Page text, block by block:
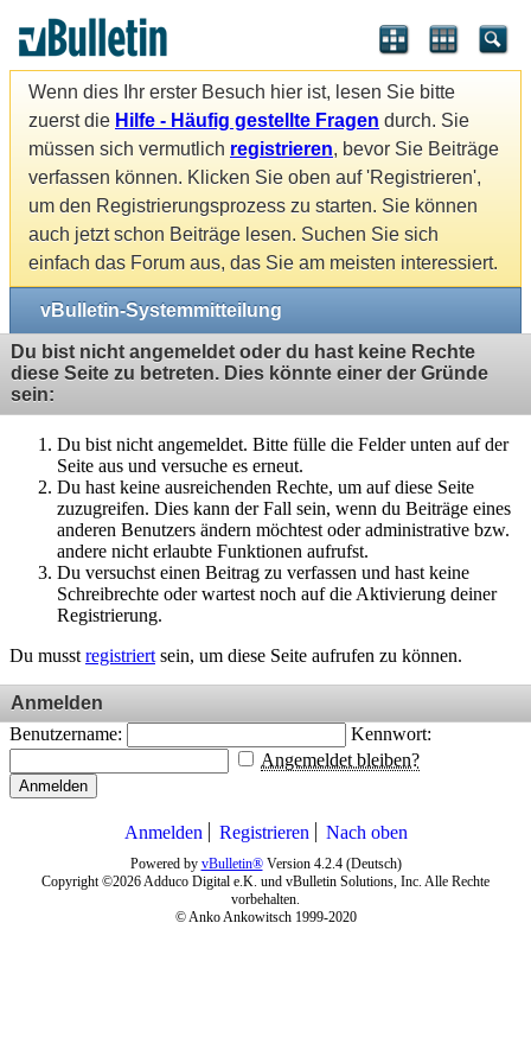
Wenn dies Ihr erster Besuch hier ist, lesen Sie bitte
zuerst die Hilfe - Häufig gestellte Fragen durch. Sie
müssen sich vermutlich registrieren, bevor Sie Beiträge
verfassen können. Klicken Sie oben auf 'Registrieren',
um den Registrierungsprozess zu starten. Sie können
auch jetzt schon Beiträge lesen. Suchen Sie sich
einfach das Forum aus, das Sie am meisten interessiert.
vBulletin-Systemmitteilung
Du bist nicht angemeldet oder du hast keine Rechte
diese Seite zu betreten. Dies könnte einer der Gründe
sein:
Du bist nicht angemeldet. Bitte fülle die Felder unten auf der
Seite aus und versuche es erneut.
Du hast keine ausreichenden Rechte, um auf diese Seite
zuzugreifen. Dies kann der Fall sein, wenn du Beiträge eines
anderen Benutzers ändern möchtest oder administrative bzw.
andere nicht erlaubte Funktionen aufrufst.
Du versuchst einen Beitrag zu verfassen und hast keine
Schreibrechte oder wartest noch auf die Aktivierung deiner
Registrierung.
Du musst registriert sein, um diese Seite aufrufen zu können.
Anmelden
Benutzername:
Kennwort:
Angemeldet bleiben?
Anmelden
Anmelden Registrieren Nach oben
Powered by vBulletin®Version 4.2.4 (Deutsch)
Copyright ©2026 Adduco Digital e.K. und vBulletin Solutions, Inc. Alle Rechte
vorbehalten.
© Anko Ankowitsch 1999-2020